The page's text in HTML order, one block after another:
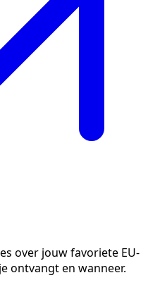
over jouw favoriete EU-
ontvangt en wanneer.